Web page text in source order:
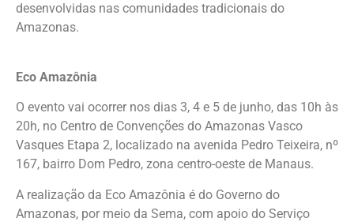
desenvolvidas nas comunidades tradicionais do
Amazonas.
Eco Amazônia
O evento vai ocorrer nos dias 3, 4 e 5 de junho, das 10h às
20h, no Centro de Convenções do Amazonas Vasco
Vasques Etapa 2, localizado na avenida Pedro Teixeira, nº
167, bairro Dom Pedro, zona centro-oeste de Manaus.
A realização da Eco Amazônia é do Governo do
Amazonas, por meio da Sema, com apoio do Serviço